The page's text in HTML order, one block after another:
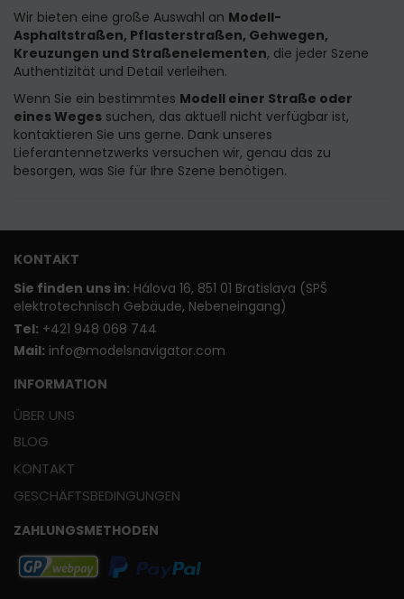
Wir bieten eine große Auswahl an Modell-
Asphaltstraßen, Pflasterstraßen, Gehwegen,
Kreuzungen und Straßenelementen, die jeder Szene
Authentizität und Detail verleihen.
Wenn Sie ein bestimmtes Modell einer Straße oder
eines Weges suchen, das aktuell nicht verfügbar ist,
kontaktieren Sie uns gerne. Dank unseres
Lieferantennetzwerks versuchen wir, genau das zu
besorgen, was Sie für Ihre Szene benötigen.
KONTAKT
Sie finden uns in: Hálova 16, 851 01 Bratislava (SPŠ
elektrotechnisch Gebäude, Nebeneingang)
Tel: +421 948 068 744
Mail: info@modelsnavigator.com
INFORMATION
ÜBER UNS
BLOG
KONTAKT
GESCHÄFTSBEDINGUNGEN
ZAHLUNGSMETHODEN